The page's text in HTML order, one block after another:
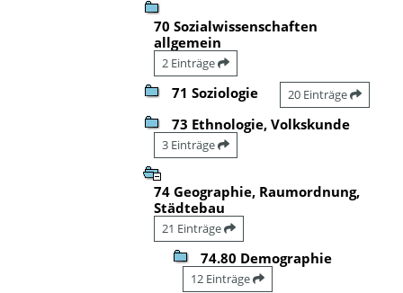
70 Sozialwissenschaften
allgemein
2 Einträge
71 Soziologie 20 Einträge
73 Ethnologie, Volkskunde
3 Einträge
74 Geographie, Raumordnung,
Städtebau
21 Einträge
74.80 Demographie
12 Einträge